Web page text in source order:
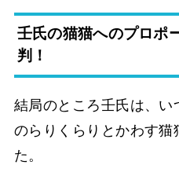
壬氏の猫猫へのプロポ
判！
結局のところ壬氏は、い
のらりくらりとかわす猫
た。